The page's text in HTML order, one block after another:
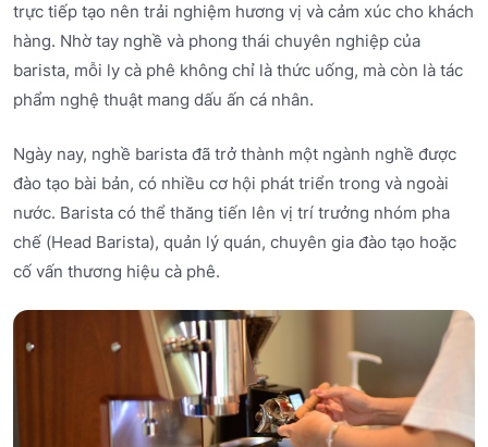
trực tiếp tạo nên trải nghiệm hương vị và cảm xúc cho khách
hàng. Nhờ tay nghề và phong thái chuyên nghiệp của
barista, mỗi ly cà phê không chỉ là thức uống, mà còn là tác
phẩm nghệ thuật mang dấu ấn cá nhân.
Ngày nay, nghề barista đã trở thành một ngành nghề được
đào tạo bài bản, có nhiều cơ hội phát triển trong và ngoài
nước. Barista có thể thăng tiến lên vị trí trưởng nhóm pha
chế (Head Barista), quản lý quán, chuyên gia đào tạo hoặc
cố vấn thương hiệu cà phê.